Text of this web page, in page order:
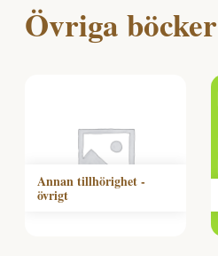
Övriga böcker
Annan tillhörighet -
övrigt